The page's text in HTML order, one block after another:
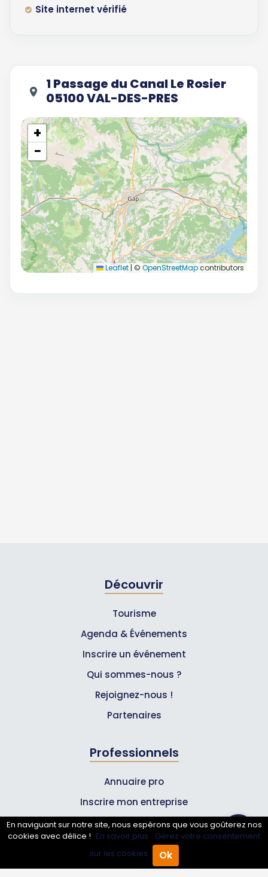
Annuaire Pro Agenda
Site internet vérifié
1 Passage du Canal Le Rosier
05100 VAL-DES-PRES
+
−
Leaflet | © OpenStreetMapcontributors
Découvrir
Tourisme
Agenda & Événements
Inscrire un événement
Qui sommes-nous ?
Rejoignez-nous !
Partenaires
Professionnels
Annuaire pro
Inscrire mon entreprise
Les Abonnements Pros
Infos
En naviguant sur notre site, nous espérons que vous goûterez nos
cookies avec délice ! En savoir plus. Gérez votre consentement
sur les cookies.
Ok